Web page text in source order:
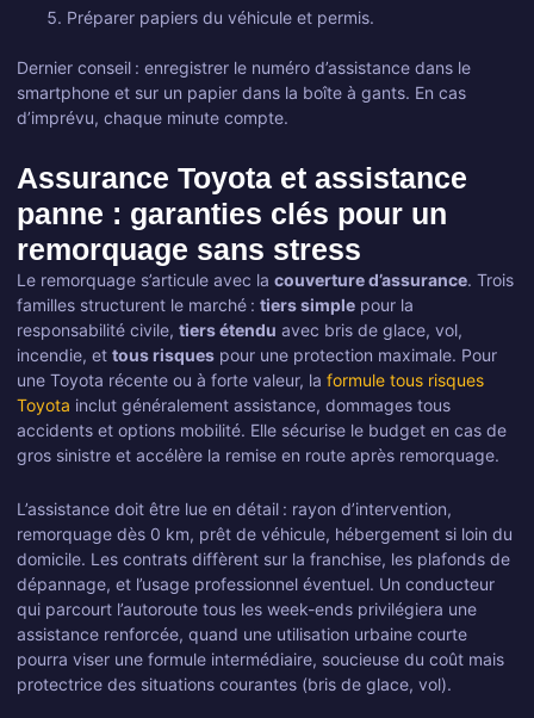
Préparer papiers du véhicule et permis.
Dernier conseil : enregistrer le numéro d’assistance dans le
smartphone et sur un papier dans la boîte à gants. En cas
d’imprévu, chaque minute compte.
Assurance Toyota et assistance
panne : garanties clés pour un
remorquage sans stress
Le remorquage s’articule avec la couverture d’assurance. Trois
familles structurent le marché : tiers simple pour la
responsabilité civile, tiers étendu avec bris de glace, vol,
incendie, et tous risques pour une protection maximale. Pour
une Toyota récente ou à forte valeur, la formule tous risques
Toyota inclut généralement assistance, dommages tous
accidents et options mobilité. Elle sécurise le budget en cas de
gros sinistre et accélère la remise en route après remorquage.
L’assistance doit être lue en détail : rayon d’intervention,
remorquage dès 0 km, prêt de véhicule, hébergement si loin du
domicile. Les contrats diffèrent sur la franchise, les plafonds de
dépannage, et l’usage professionnel éventuel. Un conducteur
qui parcourt l’autoroute tous les week-ends privilégiera une
assistance renforcée, quand une utilisation urbaine courte
pourra viser une formule intermédiaire, soucieuse du coût mais
protectrice des situations courantes (bris de glace, vol).